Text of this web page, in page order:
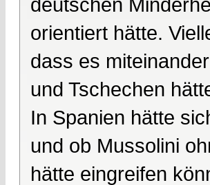
orientiert hätte.
dass es
und Tschechen
In Spanien hätte
und ob Mussolini
hätte eingreifen